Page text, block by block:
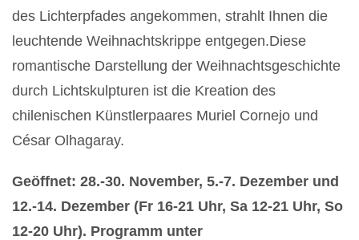
des Lichterpfades angekommen, strahlt Ihnen die
leuchtende Weihnachtskrippe entgegen.Diese
romantische Darstellung der Weihnachtsgeschichte
durch Lichtskulpturen ist die Kreation des
chilenischen Künstlerpaares Muriel Cornejo und
César Olhagaray.
Geöffnet: 28.-30. November, 5.-7. Dezember und
12.-14. Dezember (Fr 16-21 Uhr, Sa 12-21 Uhr, So
12-20 Uhr). Programm unter